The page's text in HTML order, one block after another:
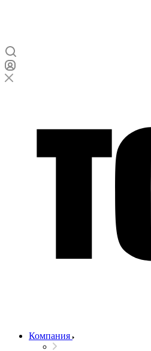
Компания